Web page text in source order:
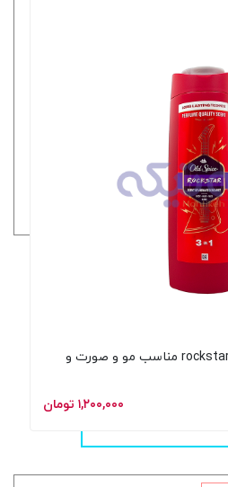
شامپو الد اسپایس مدل rockstar مناسب مو و صورت و
۱,۲۰۰,۰۰۰ تومان